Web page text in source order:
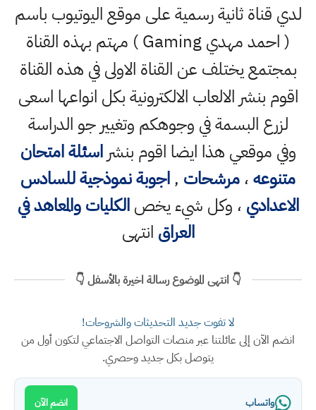
لدي قناة ثانية رسمية على موقع اليوتيوب باسم
( احمد مهدي Gaming ) مهتم بهذه القناة
بمجتمع يختلف عن القناة الاولى في هذه القناة
اقوم بنشر الالعاب الالكترونية بكل انواعها اسعى
لزرع البسمة في وجوهكم وتغيير جو الدراسة
وفي موقعي هذا ايضا اقوم بنشراسئلة امتحان
متنوعه،مرشحات ,اجوبة نموذجية للسادس
الاعدادي ، وكل شيء يخصالكليات والمعاهد في
العراق انتهى
👇 انتهى الموضوع رسالة اخيرة بالأسفل 👇
لا تفوت جديد التحديثات والشروحات!
انضم الآن إلى عائلتنا عبر منصات التواصل الاجتماعي لتكون أول من
يتوصل بكل جديد وحصري.
واتساب انضم الآن